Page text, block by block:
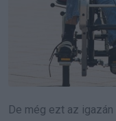
De még ezt az